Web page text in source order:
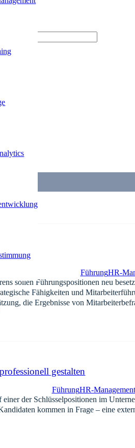
FührungHR-
sollen Führungspositionen neu
Fähigkeiten und
die Ergebnisse von
gestalten
FührungHR-Management
der Schlüsselpositionen im
kommen in Frage – eine